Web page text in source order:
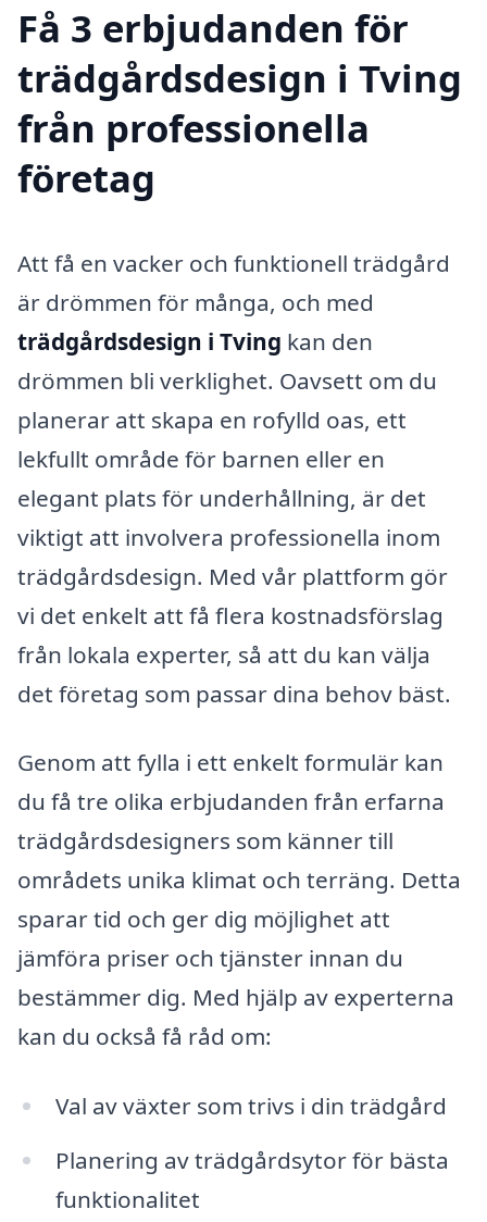
Få 3 erbjudanden för
trädgårdsdesign i Tving
från professionella
företag
Att få en vacker och funktionell trädgård
är drömmen för många, och med
trädgårdsdesign i Tving kan den
drömmen bli verklighet. Oavsett om du
planerar att skapa en rofylld oas, ett
lekfullt område för barnen eller en
elegant plats för underhållning, är det
viktigt att involvera professionella inom
trädgårdsdesign. Med vår plattform gör
vi det enkelt att få flera kostnadsförslag
från lokala experter, så att du kan välja
det företag som passar dina behov bäst.
Genom att fylla i ett enkelt formulär kan
du få tre olika erbjudanden från erfarna
trädgårdsdesigners som känner till
områdets unika klimat och terräng. Detta
sparar tid och ger dig möjlighet att
jämföra priser och tjänster innan du
bestämmer dig. Med hjälp av experterna
kan du också få råd om:
Val av växter som trivs i din trädgård
Planering av trädgårdsytor för bästa
funktionalitet